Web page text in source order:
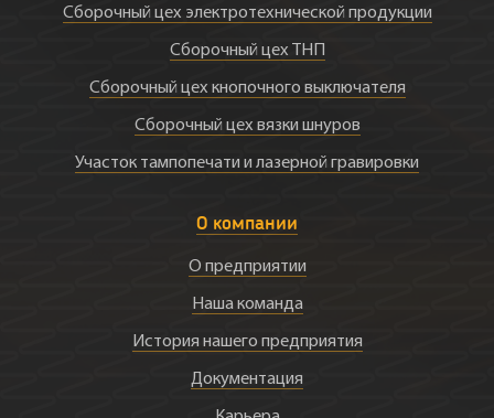
Сборочный цех электротехнической продукции
Сборочный цех ТНП
Сборочный цех кнопочного выключателя
Сборочный цех вязки шнуров
Участок тампопечати и лазерной гравировки
О компании
О предприятии
Наша команда
История нашего предприятия
Документация